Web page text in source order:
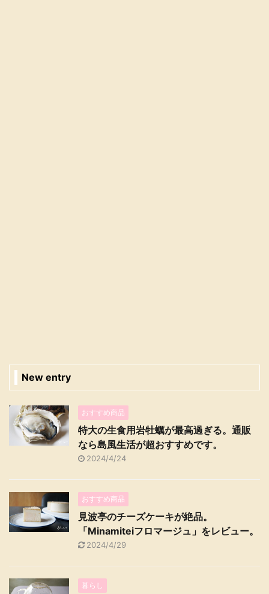
New entry
おすすめ商品
特大の生食用岩牡蠣が最高過ぎる。通販
なら島風生活が超おすすめです。
2024/4/24
おすすめ商品
見波亭のチーズケーキが絶品。
「Minamiteiフロマージュ」をレビュー。
2024/4/29
暮らし